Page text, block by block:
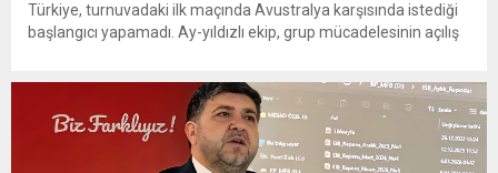
Türkiye, turnuvadaki ilk maçında Avustralya karşısında istediği
başlangıcı yapamadı. Ay-yıldızlı ekip, grup mücadelesinin açılış
itibaren iki takım da kontrollü bir oyun sergilerken, Avustralya
özellikle hızlı hücumlarla etkili olmaya...